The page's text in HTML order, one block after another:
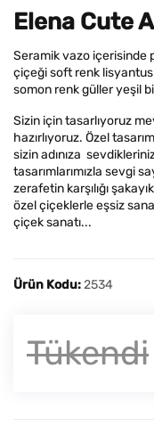
Elena Cute
Seramik vazo içerisinde
çiçeği soft renk
somon renk güller yeşil
Sizin için tasarlıyoruz
hazırlıyoruz. Özel
sizin adınıza
tasarımlarımızla sevgi
zerafetin karşılığı
özel çiçeklerle eşsiz
çiçek sanatı...
Ürün Kodu:2534
Tükendi